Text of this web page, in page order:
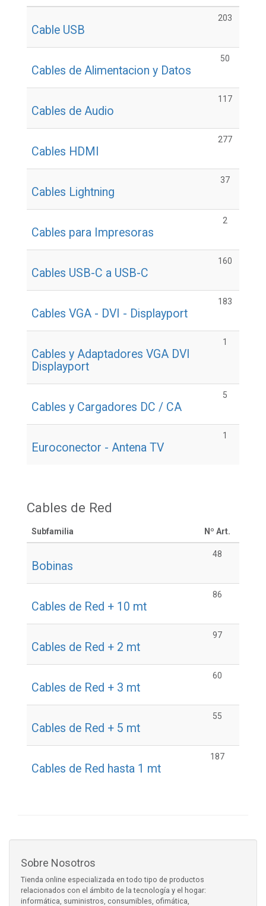
Cable USB
203
Cables de Alimentacion y Datos
50
Cables de Audio
117
Cables HDMI
277
Cables Lightning
37
Cables para Impresoras
2
Cables USB-C a USB-C
160
Cables VGA - DVI - Displayport
183
Cables y Adaptadores VGA DVI
Displayport
1
Cables y Cargadores DC / CA
5
Euroconector - Antena TV
1
Cables de Red
Subfamilia Nº Art.
Bobinas
48
Cables de Red + 10 mt
86
Cables de Red + 2 mt
97
Cables de Red + 3 mt
60
Cables de Red + 5 mt
55
Cables de Red hasta 1 mt
187
Sobre Nosotros
Tienda online especializada en todo tipo de productos
relacionados con el ámbito de la tecnología y el hogar:
informática, suministros, consumibles, ofimática,